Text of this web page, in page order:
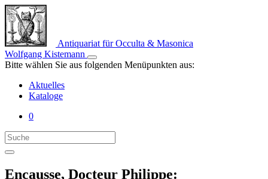
Antiquariat für Occulta & Masonica
Wolfgang Kistemann
Bitte wählen Sie aus folgenden Menüpunkten aus:
Aktuelles
Kataloge
0
Encausse, Docteur Philippe: